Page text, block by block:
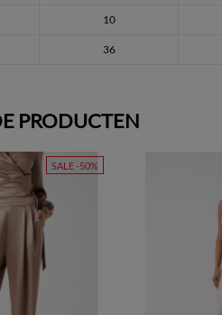
10
36
PRODUCTEN
SALE -50%